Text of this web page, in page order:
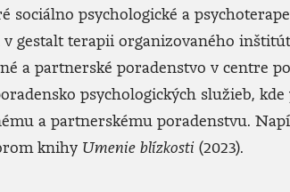
sociálno­ ­psychologické a
gestalt terapii organizovaného
a partnerské poradenstvo v centre
­psychologických služieb,
a partnerskému poradenstvu.
knihy Umenie blízkosti (2023).